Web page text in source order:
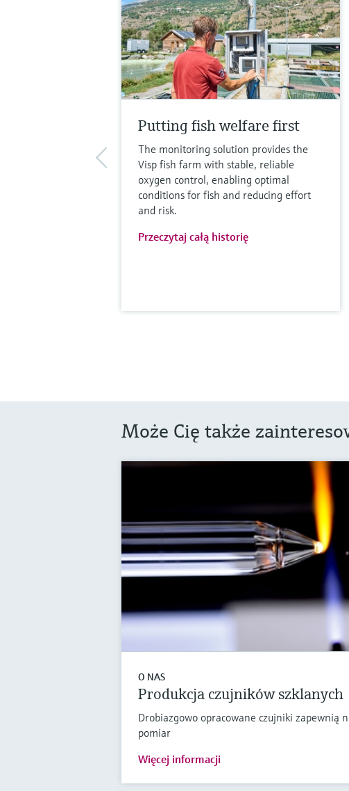
Putting fish welfare first
The monitoring solution provides the
Visp fish farm with stable, reliable
oxygen control, enabling optimal
conditions for fish and reducing effort
and risk.
Przeczytaj całą historię
Może Cię także
O NAS
Produkcja czujników szklanych
Drobiazgowo opracowane czujniki zapewnią
pomiar
Więcej informacji